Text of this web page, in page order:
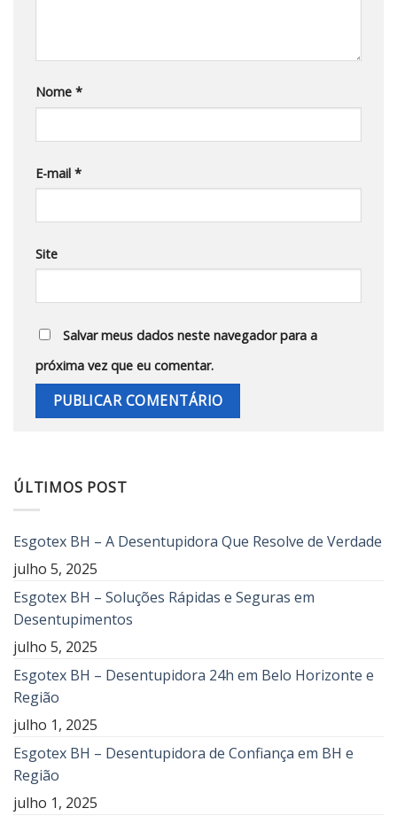
Nome *
E-mail *
Site
Salvar meus dados neste navegador para a
próxima vez que eu comentar.
ÚLTIMOS POST
Esgotex BH – A Desentupidora Que Resolve de Verdade
julho 5, 2025
Esgotex BH – Soluções Rápidas e Seguras em
Desentupimentos
julho 5, 2025
Esgotex BH – Desentupidora 24h em Belo Horizonte e
Região
julho 1, 2025
Esgotex BH – Desentupidora de Confiança em BH e
Região
julho 1, 2025